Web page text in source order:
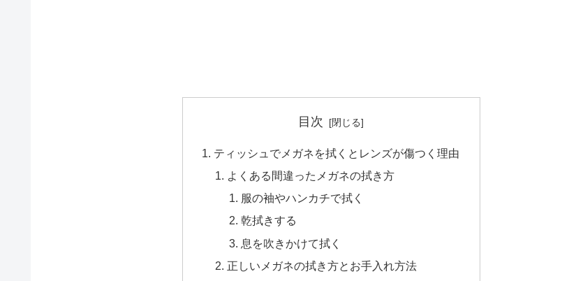
目次
ティッシュでメガネを拭くとレンズが傷つく理由
よくある間違ったメガネの拭き方
服の袖やハンカチで拭く
乾拭きする
息を吹きかけて拭く
正しいメガネの拭き方とお手入れ方法